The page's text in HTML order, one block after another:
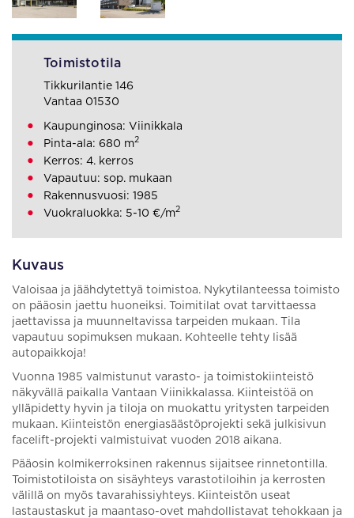
Kuvaus
Valoisaa ja jäähdytettyä toimistoa. Nykytilanteessa toimisto
on pääosin jaettu huoneiksi. Toimitilat ovat tarvittaessa
jaettavissa ja muunneltavissa tarpeiden mukaan. Tila
vapautuu sopimuksen mukaan. Kohteelle tehty lisää
autopaikkoja!
Vuonna 1985 valmistunut varasto- ja toimistokiinteistö
näkyvällä paikalla Vantaan Viinikkalassa. Kiinteistöä on
ylläpidetty hyvin ja tiloja on muokattu yritysten tarpeiden
mukaan. Kiinteistön energiasäästöprojekti sekä julkisivun
facelift-projekti valmistuivat vuoden 2018 aikana.
Pääosin kolmikerroksinen rakennus sijaitsee rinnetontilla.
Toimistotiloista on sisäyhteys varastotiloihin ja kerrosten
välillä on myös tavarahissiyhteys. Kiinteistön useat
lastaustaskut ja maantaso-ovet mahdollistavat tehokkaan ja
Toimistotila
Tikkurilantie 146
Vantaa 01530
Kaupunginosa: Viinikkala
Pinta-ala: 680 m2
Kerros: 4. kerros
Vapautuu: sop. mukaan
Rakennusvuosi: 1985
Vuokraluokka: 5-10 €/m2